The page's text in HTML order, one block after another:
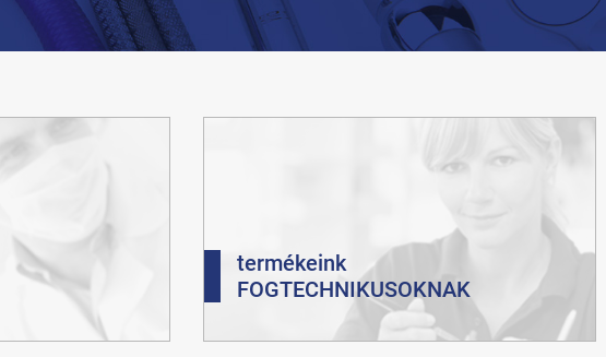
termékeink
FOGTECHNIKUSOKNAK